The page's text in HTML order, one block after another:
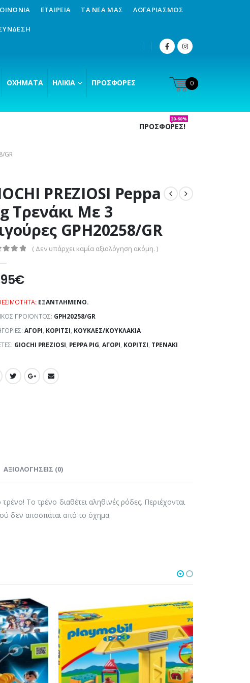
ΕΤΑΙΡΕΊΑ ΤΑ ΝΈΑ ΜΑΣ ΛΟΓΑΡΙΑΣΜΌΣ
ΟΧΉΜΑΤΑ ΗΛΙΚΊΑ ΠΡΟΣΦΟΡΈΣ 0
ΠΡΟΣΦΟΡΕΣ!
20-60%
GR
PREZIOSI Peppa
Τρενάκι Με 3
GPH20258/GR
( Δεν υπάρχει καμία αξιολόγηση ακόμη. )
€
ΕΞΑΝΤΛΗΜΈΝΟ.
ΠΡΟΪΌΝΤΟΣ: GPH20258/GR
ΑΓΌΡΙ, ΚΟΡΊΤΣΙ, ΚΟΎΚΛΕΣ/ΚΟΥΚΛΆΚΙΑ
GIOCHI PREZIOSI, PEPPA PIG, ΑΓΌΡΙ, ΚΟΡΊΤΣΙ, ΤΡΕΝΆΚΙ
ΑΞΙΟΛΟΓΉΣΕΙΣ (0)
Το τρένο διαθέτει αληθινές ρόδες. Περιέχονται
δεν αποσπάται από το όχημα.